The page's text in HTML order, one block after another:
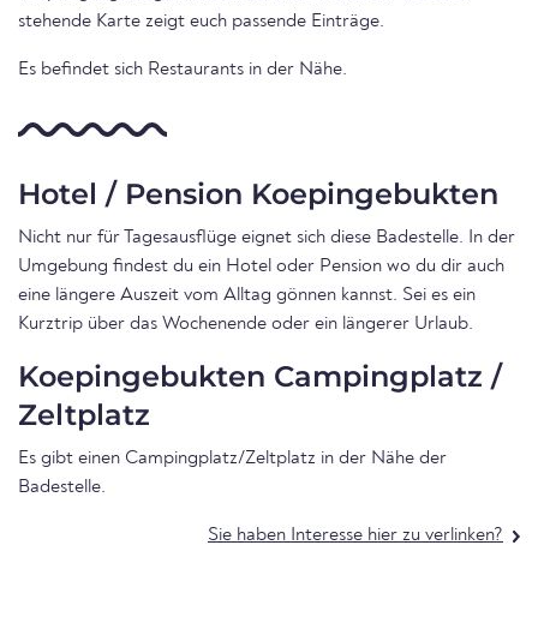
stehende Karte zeigt euch passende Einträge.
Es befindet sich Restaurants in der Nähe.
Hotel / Pension Koepingebukten
Nicht nur für Tagesausflüge eignet sich diese Badestelle. In der
Umgebung findest du ein Hotel oder Pension wo du dir auch
eine längere Auszeit vom Alltag gönnen kannst. Sei es ein
Kurztrip über das Wochenende oder ein längerer Urlaub.
Koepingebukten Campingplatz /
Zeltplatz
Es gibt einen Campingplatz/Zeltplatz in der Nähe der
Badestelle.
Sie haben Interesse hier zu verlinken?